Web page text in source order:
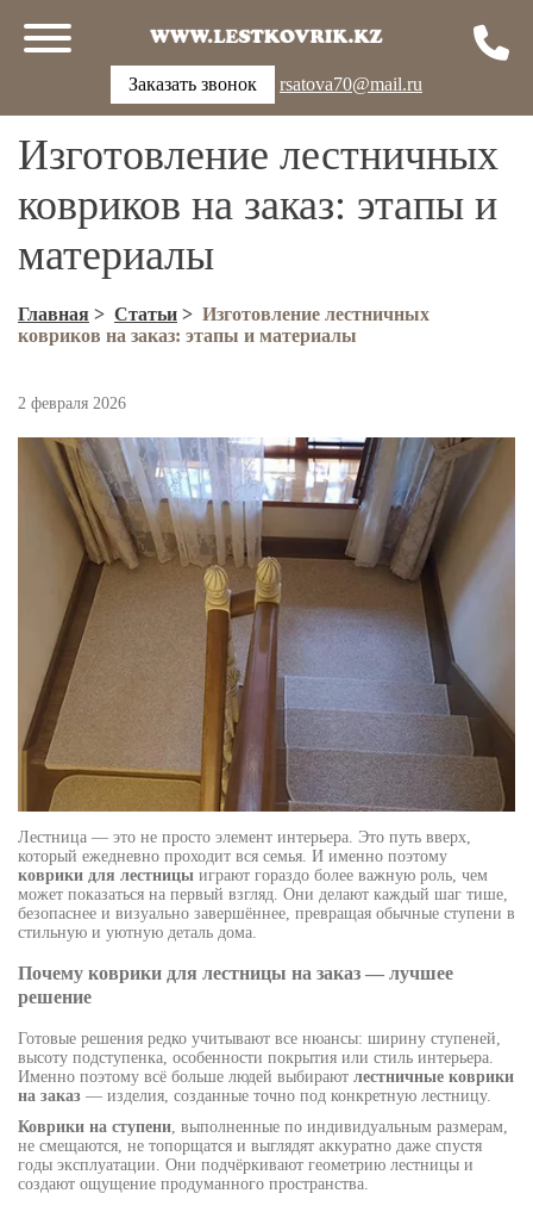
Заказать звонок rsatova70@mail.ru
Изготовление лестничных
ковриков на заказ: этапы и
материалы
Главная > Статьи > Изготовление лестничных
ковриков на заказ: этапы и материалы
2 февраля 2026
Лестница — это не просто элемент интерьера. Это путь вверх,
который ежедневно проходит вся семья. И именно поэтому
коврики для лестницы играют гораздо более важную роль, чем
может показаться на первый взгляд. Они делают каждый шаг тише,
безопаснее и визуально завершённее, превращая обычные ступени в
стильную и уютную деталь дома.
Почему коврики для лестницы на заказ — лучшее
решение
Готовые решения редко учитывают все нюансы: ширину ступеней,
высоту подступенка, особенности покрытия или стиль интерьера.
Именно поэтому всё больше людей выбирают лестничные коврики
на заказ — изделия, созданные точно под конкретную лестницу.
Коврики на ступени , выполненные по индивидуальным размерам,
не смещаются, не топорщатся и выглядят аккуратно даже спустя
годы эксплуатации. Они подчёркивают геометрию лестницы и
создают ощущение продуманного пространства.